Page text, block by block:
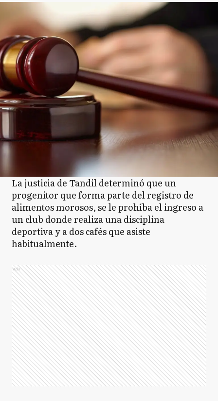
La justicia de Tandil determinó que un
progenitor que forma parte del registro de
alimentos morosos, se le prohíba el ingreso a
un club donde realiza una disciplina
deportiva y a dos cafés que asiste
habitualmente.
Ads